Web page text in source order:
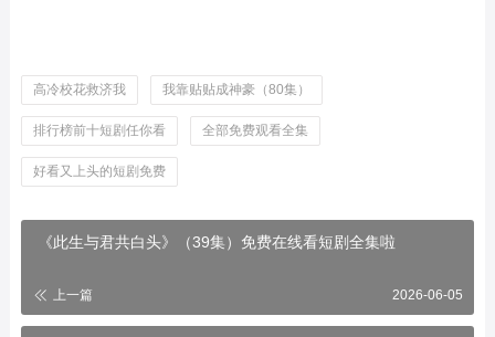
高冷校花救济我 我靠贴贴成神豪（80集）
排行榜前十短剧任你看 全部免费观看全集
好看又上头的短剧免费
《此生与君共白头》（39集）免费在线看短剧全集啦
上一篇 2026-06-05